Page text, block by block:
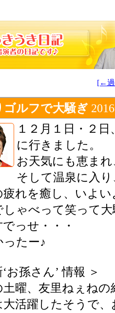
[←
ゴルフで大騒ぎ
１２月１日・２
に行きました。
お天気にも恵ま
そして温泉に入り
疲れを癒し、いよ
しゃべって笑って
でっせ・・・
ったー♪
‘お孫さん’ 情報 ＞
土曜、友里ねぇねの
大活躍したそうで